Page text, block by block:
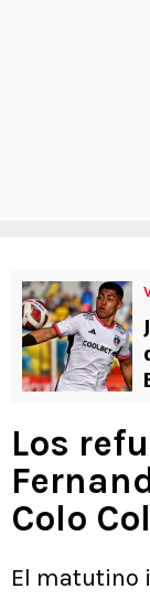
Los
Colo
El matutino